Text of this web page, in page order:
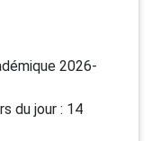
2026-
du jour : 14